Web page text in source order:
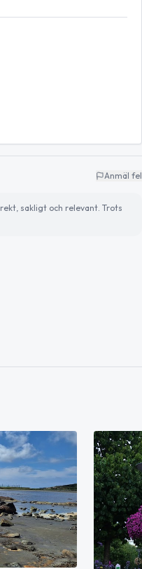
Anmäl fel
sakligt och relevant. Trots